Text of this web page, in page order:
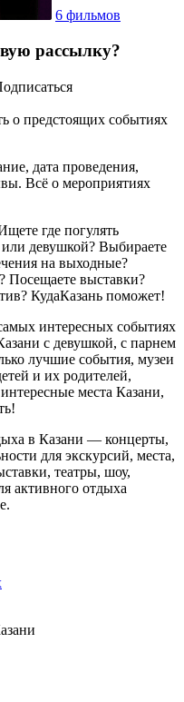
6 фильмов
рассылку?
о предстоящих событиях
дата проведения,
Всё о мероприятиях
где погулять
или девушкой? Выбираете
на выходные?
Посещаете выставки?
КудаКазань поможет!
интересных событиях
с девушкой, с парнем
лучшие события, музеи
и их родителей,
места Казани,
в Казани — концерты,
для экскурсий, места,
театры, шоу,
активного отдыха